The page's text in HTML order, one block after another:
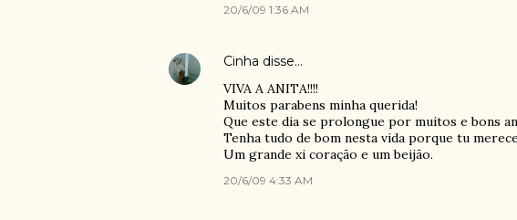
20/6/09 1:36 AM
Cinha disse…
VIVA A ANITA!!!!
Muitos parabens minha querida!
Que este dia se prolongue por muitos e bons
Tenha tudo de bom nesta vida porque tu
Um grande xi coração e um beijão.
20/6/09 4:33 AM